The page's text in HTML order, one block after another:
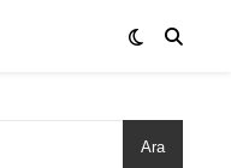
Ara